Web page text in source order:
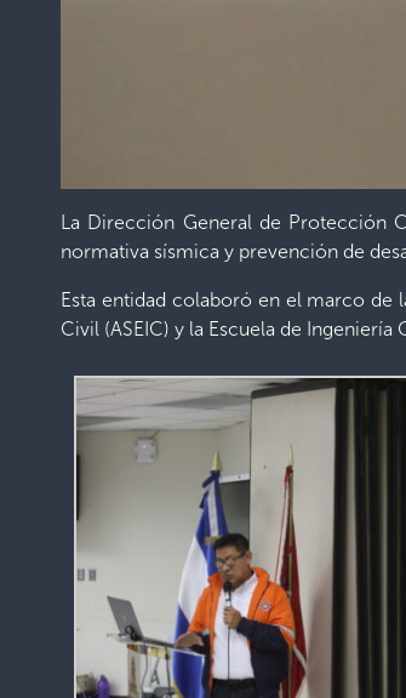
La Dirección General de Protección
normativa sísmica y prevención de
Esta entidad colaboró en el marco de
Civil (ASEIC) y la Escuela de